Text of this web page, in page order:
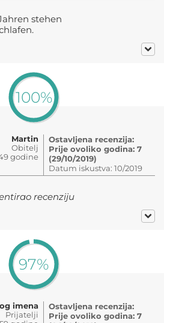
stehen
100%
Martin
Obitelj
godine
Ostavljena recenzija:
Prije ovoliko godina: 7
(29/10/2019)
Datum iskustva: 10/2019
recenziju
97%
imena
Prijatelji
Ostavljena recenzija:
Prije ovoliko godina: 7